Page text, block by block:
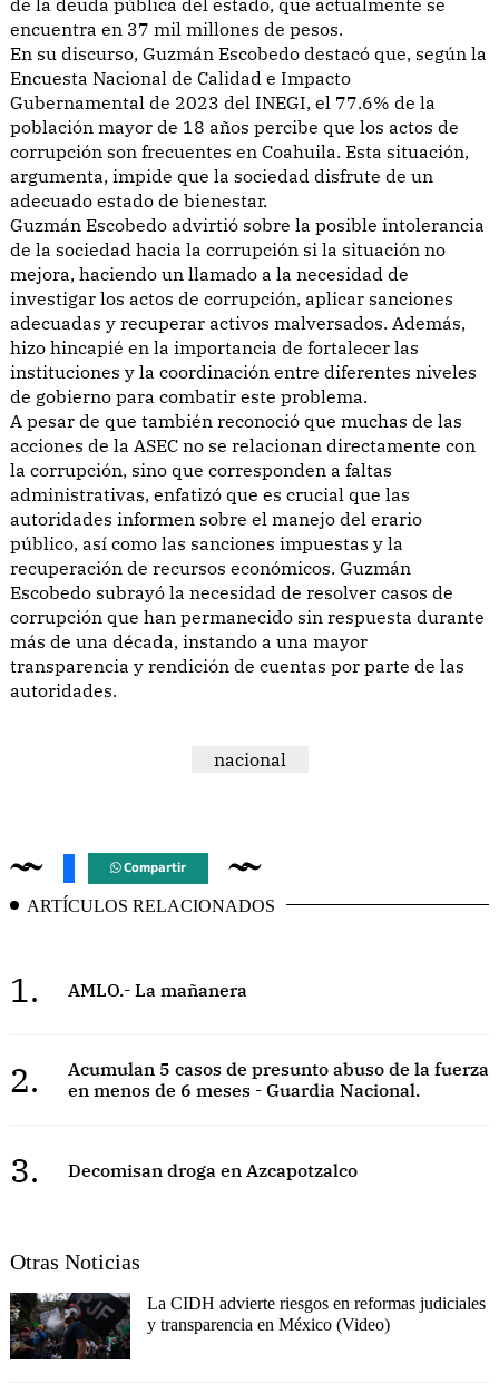
encuentra en 37 mil millones de pesos.
En su discurso, Guzmán Escobedo destacó que, según la
Encuesta Nacional de Calidad e Impacto
Gubernamental de 2023 del INEGI, el 77.6% de la
población mayor de 18 años percibe que los actos de
corrupción son frecuentes en Coahuila. Esta situación,
argumenta, impide que la sociedad disfrute de un
adecuado estado de bienestar.
Guzmán Escobedo advirtió sobre la posible intolerancia
de la sociedad hacia la corrupción si la situación no
mejora, haciendo un llamado a la necesidad de
investigar los actos de corrupción, aplicar sanciones
adecuadas y recuperar activos malversados. Además,
hizo hincapié en la importancia de fortalecer las
instituciones y la coordinación entre diferentes niveles
de gobierno para combatir este problema.
A pesar de que también reconoció que muchas de las
acciones de la ASEC no se relacionan directamente con
la corrupción, sino que corresponden a faltas
administrativas, enfatizó que es crucial que las
autoridades informen sobre el manejo del erario
público, así como las sanciones impuestas y la
recuperación de recursos económicos. Guzmán
Escobedo subrayó la necesidad de resolver casos de
corrupción que han permanecido sin respuesta durante
más de una década, instando a una mayor
transparencia y rendición de cuentas por parte de las
autoridades.
nacional
Compartir
ARTÍCULOS RELACIONADOS
1. AMLO.- La mañanera
2.
Acumulan 5 casos de presunto abuso de la fuerza
en menos de 6 meses - Guardia Nacional.
3. Decomisan droga en Azcapotzalco
Otras Noticias
La CIDH advierte riesgos en reformas judiciales
y transparencia en México (Video)